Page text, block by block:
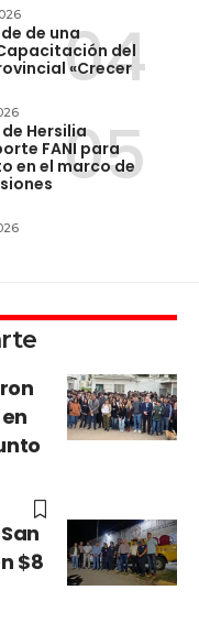
de una
del
«Crecer
de Hersilia
FANI para
en el marco de
$8